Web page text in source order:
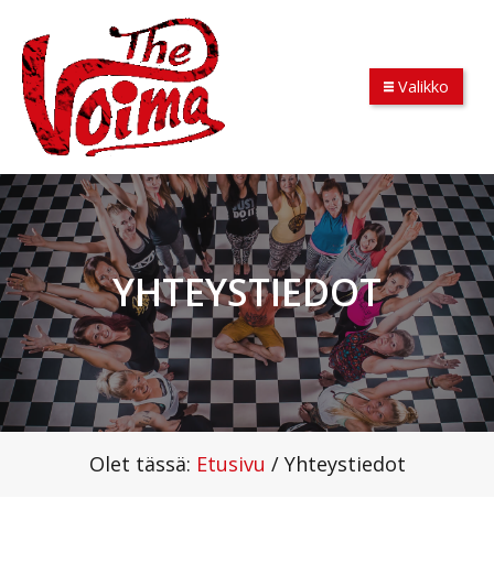
Valikko
YHTEYSTIEDOT
Olet tässä: Etusivu / Yhteystiedot